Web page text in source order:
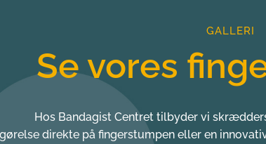
GALLERI
Se vores
Hos Bandagist Centret tilbyder vi
direkte på fingerstumpen eller en